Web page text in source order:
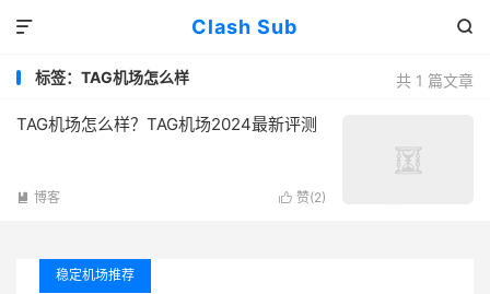
Clash Sub 

共 1 篇文章
标签：TAG机场怎么样
TAG机场怎么样？TAG机场2024最新评测
 赞(2)
 博客
稳定机场推荐